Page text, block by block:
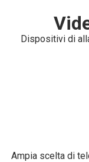
Dispositivi di
Ampia scelta di